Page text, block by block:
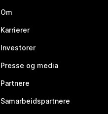
Om
Karrierer
Investorer
Presse og media
Partnere
Samarbeidspartnere